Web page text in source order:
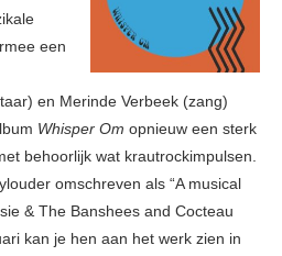
een
en Merinde Verbeek (zang)
Whisper Om opnieuw een sterk
behoorlijk wat krautrockimpulsen.
omschreven als “A musical
& The Banshees and Cocteau
kan je hen aan het werk zien in